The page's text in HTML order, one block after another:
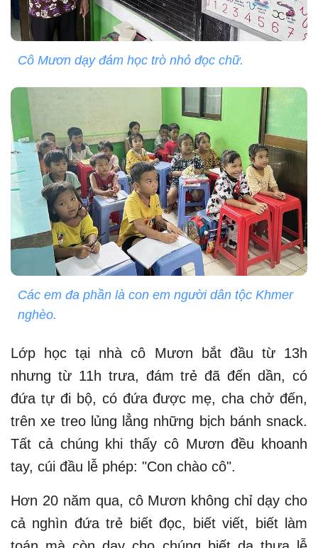
Cô Mươn dạy đám học trò nhỏ đọc chữ.
Các em đa phần là con em người dân tộc Khmer
nghèo.
Lớp học tại nhà cô Mươn bắt đầu từ 13h
nhưng từ 11h trưa, đám trẻ đã đến dần, có
đứa tự đi bộ, có đứa được mẹ, cha chở đến,
trên xe treo lủng lẳng những bịch bánh snack.
Tất cả chúng khi thấy cô Mươn đều khoanh
tay, cúi đầu lễ phép: "Con chào cô".
Hơn 20 năm qua, cô Mươn không chỉ dạy cho
cả nghìn đứa trẻ biết đọc, biết viết, biết làm